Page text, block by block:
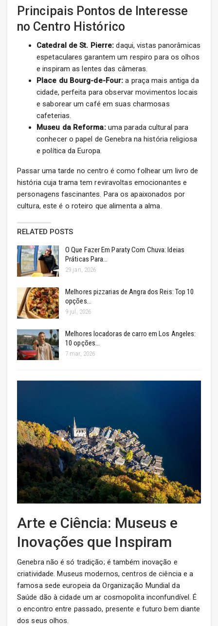
Principais Pontos de Interesse
no Centro Histórico
Catedral de St. Pierre: daqui, vistas panorâmicas
espetaculares garantem um respiro para os olhos
e inspiram as lentes das câmeras.
Place du Bourg-de-Four: a praça mais antiga da
cidade, perfeita para observar movimentos locais
e saborear um café em suas charmosas
cafeterias.
Museu da Reforma:uma parada cultural para
conhecer o papel de Genebra na história religiosa
e política da Europa.
Passar uma tarde no centro é como folhear um livro de
história cuja trama tem reviravoltas emocionantes e
personagens fascinantes. Para os apaixonados por
cultura, este é o roteiro que alimenta a alma.
RELATED POSTS
O Que Fazer Em Paraty Com Chuva: Ideias
Práticas Para…
29 jan, 2026
Melhores pizzarias de Angra dos Reis: Top 10
opções…
9 jul, 2026
Melhores locadoras de carro em Los Angeles:
10 opções…
7 mar, 2026
Arte e Ciência: Museus e
Inovações que Inspiram
Genebra não é só tradição; é também inovação e
criatividade. Museus modernos, centros de ciência e a
famosa sede europeia da Organização Mundial da
Saúde dão à cidade um ar cosmopolita inconfundível. É
o encontro entre passado, presente e futuro bem diante
dos seus olhos.